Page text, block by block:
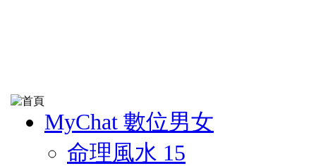
MyChat 數位男女
命理風水 15